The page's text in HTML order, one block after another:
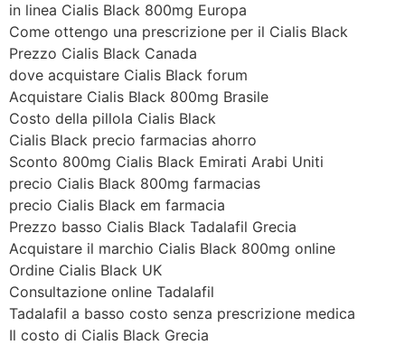
in linea Cialis Black 800mg Europa
Come ottengo una prescrizione per il Cialis Black
Prezzo Cialis Black Canada
dove acquistare Cialis Black forum
Acquistare Cialis Black 800mg Brasile
Costo della pillola Cialis Black
Cialis Black precio farmacias ahorro
Sconto 800mg Cialis Black Emirati Arabi Uniti
precio Cialis Black 800mg farmacias
precio Cialis Black em farmacia
Prezzo basso Cialis Black Tadalafil Grecia
Acquistare il marchio Cialis Black 800mg online
Ordine Cialis Black UK
Consultazione online Tadalafil
Tadalafil a basso costo senza prescrizione medica
Il costo di Cialis Black Grecia